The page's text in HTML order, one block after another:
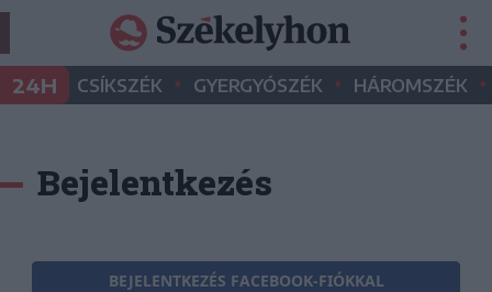
24H CSÍKSZÉK • GYERGYÓSZÉK • HÁROMSZÉK •
Bejelentkezés
BEJELENTKEZÉS FACEBOOK-FIÓKKAL